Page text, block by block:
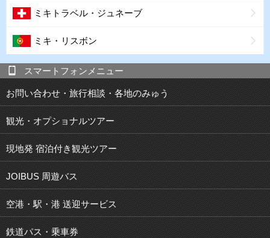
ミキトラベル・ジュネーブ
ミキ・リスボン
スマートフォンメニュー
お問い合わせ・旅行相談・各地のみゅう
観光・オプショナルツアー
現地発 宿泊付き観光ツアー
JOIBUS 周遊バス
空港・駅・港 送迎サービス
鉄道パス・乗車券